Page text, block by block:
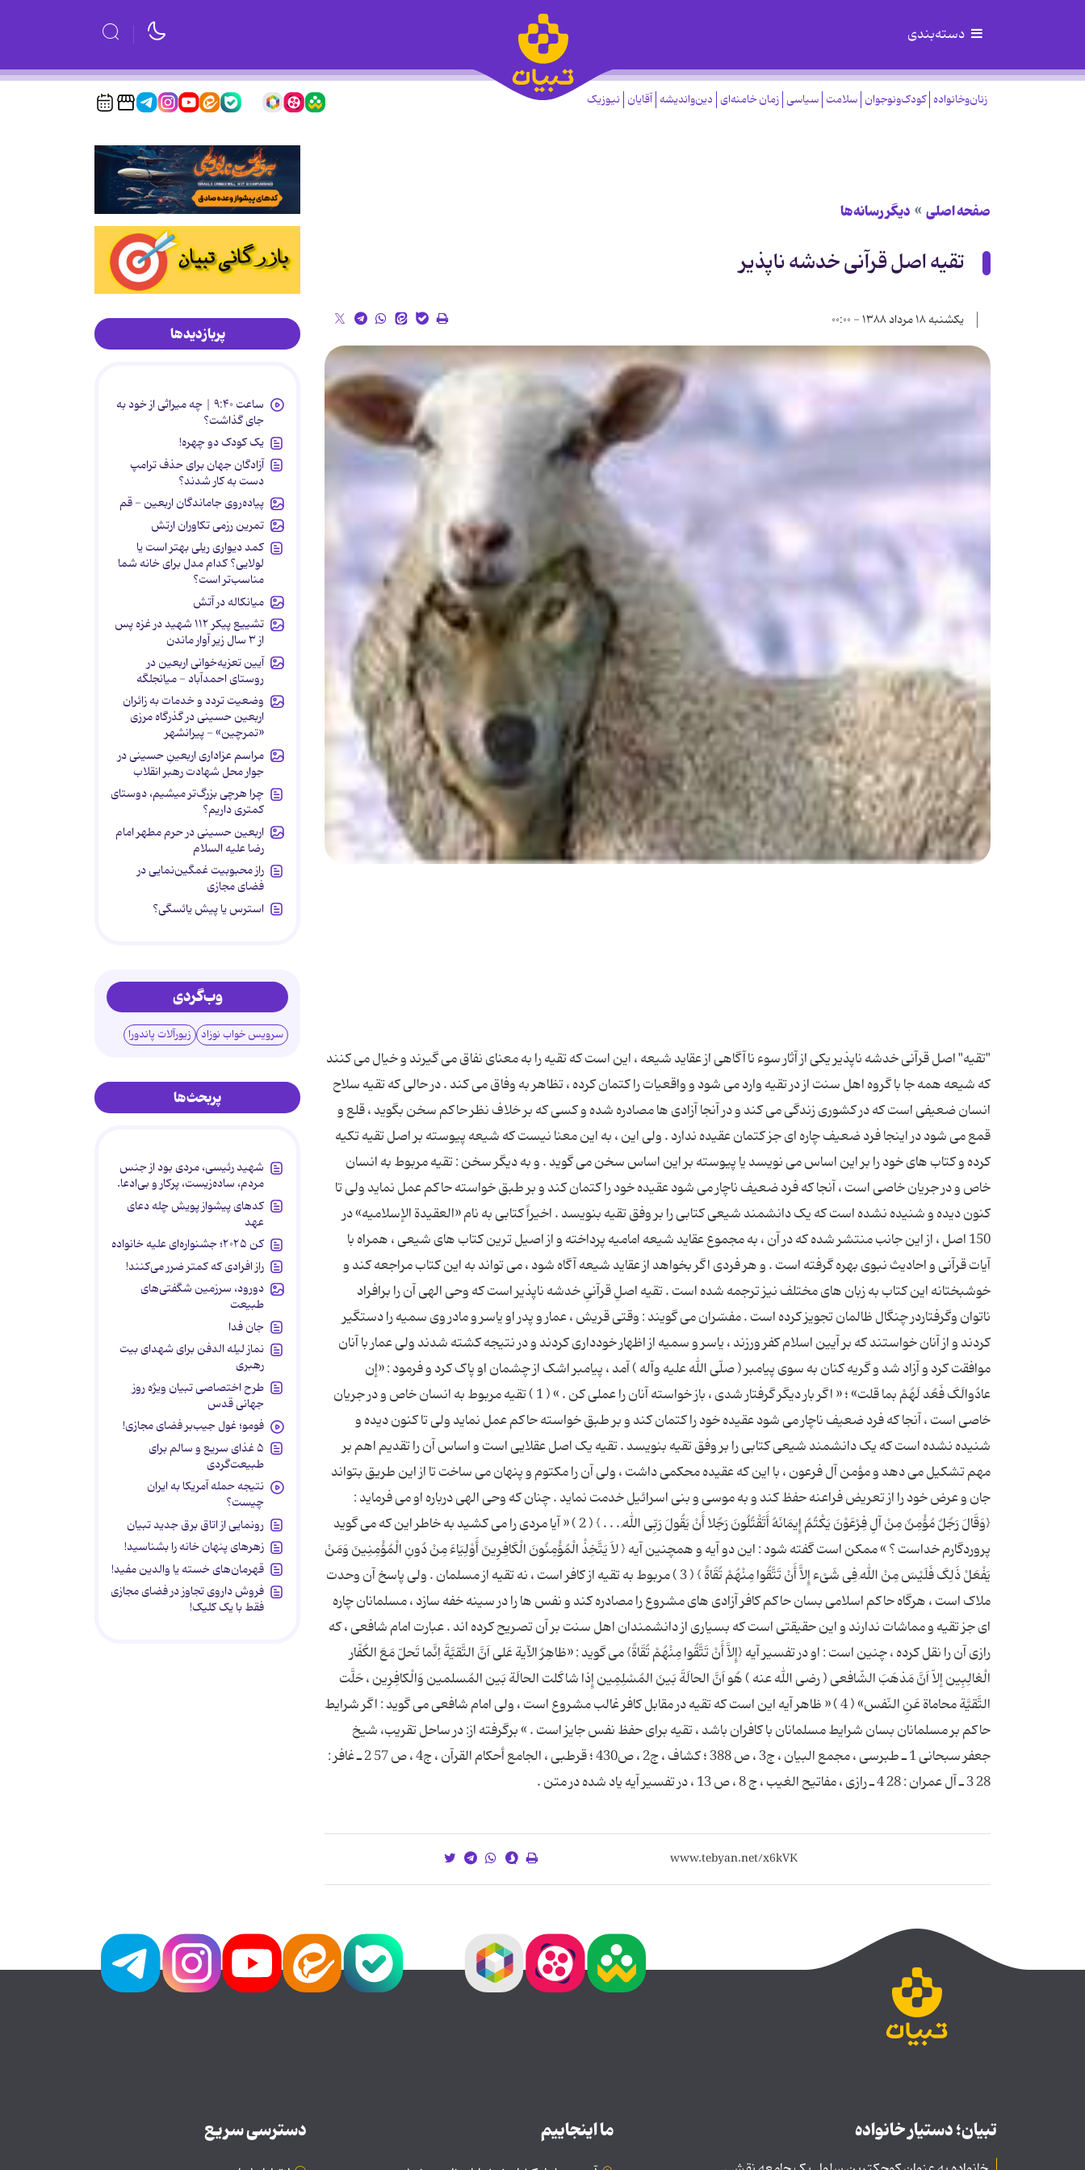
دسته‌بندی
زنان‌وخانواده کودک‌ونوجوان سلامت سیاسی زمان خامنه‌ای دین‌واندیشه آقایان نیوزیک
صفحه اصلی دیگر رسانه‌ها
تقیه اصل قرآنی خدشه ناپذیر
یکشنبه ۱۸ مرداد ۱۳۸۸ - ۰۰:۰۰
"تقیه" اصل قرآنی خدشه ناپذیر یکی از آثار سوء ناآگاهی از عقاید شیعه ، این است که تقیه را به معنای نفاق می گیرند و خیال می کنند
که شیعه همه جا با گروه اهل سنت از در تقیه وارد می شود و واقعیات را کتمان کرده ، تظاهر به وفاق می کند . در حالی که تقیه سلاح
انسان ضعیفی است که در کشوری زندگی می کند و در آنجا آزادی ها مصادره شده و کسی که بر خلاف نظر حاکم سخن بگوید ، قلع و
قمع می شود در اینجا فرد ضعیف چاره ای جز کتمان عقیده ندارد . ولی این ، به این معنا نیست که شیعه پیوسته بر اصل تقیه تکیه
کرده و کتاب های خود را بر این اساس می نویسد یا پیوسته بر این اساس سخن می گوید . و به دیگر سخن : تقیه مربوط به انسان
خاص و در جریان خاصی است ، آنجا که فرد ضعیف ناچار می شود عقیده خود را کتمان کند و بر طبق خواسته حاکم عمل نماید ولی تا
کنون دیده و شنیده نشده است که یک دانشمند شیعی کتابی را بر وفق تقیه بنویسد . اخیراً کتابی به نام «العقیدة الإسلامیه» در
150 اصل ، از این جانب منتشر شده که در آن ، به مجموع عقاید شیعه امامیه پرداخته و از اصیل ترین کتاب های شیعی ، همراه با
آیات قرآنی و احادیث نبوی بهره گرفته است . و هر فردی اگر بخواهد از عقاید شیعه آگاه شود ، می تواند به این کتاب مراجعه کند و
خوشبختانه این کتاب به زبان های مختلف نیز ترجمه شده است . تقیه اصلِ قرآنیِ خدشه ناپذیر است که وحی الهی آن را برافراد
ناتوان وگرفتاردر چنگال ظالمان تجویز کرده است . مفسّران می گویند : وقتی قریش ، عمار و پدر او یاسر و مادر وی سمیه را دستگیر
کردند و از آنان خواستند که بر آیین اسلام کفر ورزند ، یاسر و سمیه از اظهار خودداری کردند و در نتیجه کشته شدند ولی عمار با آنان
موافقت کرد و آزاد شد و گریه کنان به سوی پیامبر ( صلّی الله علیه وآله ) آمد ، پیامبر اشک از چشمان او پاک کرد و فرمود : «إن
عادُوالَکَ فَعُد لَهُمْ بما قلت» ؛ « اگر بار دیگر گرفتار شدی ، باز خواسته آنان را عملی کن . » ( 1 ) تقیه مربوط به انسان خاص و در جریان
خاصی است ، آنجا که فرد ضعیف ناچار می شود عقیده خود را کتمان کند و بر طبق خواسته حاکم عمل نماید ولی تا کنون دیده و
شنیده نشده است که یک دانشمند شیعی کتابی را بر وفق تقیه بنویسد . تقیه یک اصل عقلایی است و اساس آن را تقدیم اهم بر
مهم تشکیل می دهد و مؤمن آل فرعون ، با این که عقیده محکمی داشت ، ولی آن را مکتوم و پنهان می ساخت تا از این طریق بتواند
جان و عرض خود را از تعریض فراعنه حفظ کند و به موسی و بنی اسرائیل خدمت نماید . چنان که وحی الهی درباره او می فرماید :
{وَقَالَ رَجُلٌ مُؤْمِنٌ مِنْ آلِ فِرْعَوْنَ یَکْتُمُ إِیمَانَهُ أَتَقْتُلُونَ رَجُلا أَنْ یَقُولَ رَبِّی اللهُ . . . } ( 2 ) « آیا مردی را می کشید به خاطر این که می گوید
پروردگارم خداست ؟ » ممکن است گفته شود : این دو آیه و همچنین آیه { لاَ یَتَّخِذْ الْمُؤْمِنُونَ الْکَافِرِینَ أَوْلِیَاءَ مِنْ دُونِ الْمُؤْمِنِینَ وَمَنْ
یَفْعَلْ ذَلِکَ فَلَیْسَ مِنْ اللهِ فِی شَیْء إِلاَّ أَنْ تَتَّقُوا مِنْهُمْ تُقَاةً } ( 3 ) مربوط به تقیه از کافر است ، نه تقیه از مسلمان . ولی پاسخ آن وحدت
ملاک است ، هرگاه حاکم اسلامی بسان حاکم کافر آزادی های مشروع را مصادره کند و نفس ها را در سینه خفه سازد ، مسلمانان چاره
ای جز تقیه و مماشات ندارند و این حقیقتی است که بسیاری از دانشمندان اهل سنت بر آن تصریح کرده اند . عبارت امام شافعی ، که
رازی آن را نقل کرده ، چنین است : او در تفسیر آیه {إِلاَّ أَنْ تَتَّقُوا مِنْهُمْ تُقَاةً} می گوید : «ظاهِرُ الآیة عَلی اَنَّ التَّقیَّةَ اِنَّما تَحلّ مَعَ الکُفّار
الْغالِبِین إلاّ اَنَّ مَذهَبَ الشّافعی ( رضی الله عنه ) هُو اَنَّ الحالَةَ بَینَ المُسْلِمِین إِذا شاکَلت الحالَة بَین المُسلمین وَالْکافِرِین ، حَلَّت
التَّقیَّة محاماة عَنِ النّفس» ( 4 ) « ظاهر آیه این است که تقیه در مقابل کافر غالب مشروع است ، ولی امام شافعی می گوید : اگر شرایط
حاکم بر مسلمانان بسان شرایط مسلمانان با کافران باشد ، تقیه برای حفظ نفس جایز است . » برگرفته از: در ساحل تقریب، شیخ
جعفر سبحانی 1 ـ طبرسی ، مجمع البیان ، ج3 ، ص 388 ؛ کشاف ، ج2 ، ص430 ؛ قرطبی ، الجامع أحکام القرآن ، ج4 ، ص 57 2 ـ غافر :
28 3 ـ آل عمران : 28 4 ـ رازی ، مفاتیح الغیب ، ج 8 ، ص 13 ، در تفسیر آیه یاد شده در متن .
پربازدیدها
ساعت ۹:۴۰ | چه میراثی از خود به
جای گذاشت؟
یک کودک دو چهره!
آزادگان جهان برای حذف ترامپ
دست به کار شدند؟
پیاده‌روی جاماندگان اربعین - قم
تمرین رزمی تکاوران ارتش
کمد دیواری ریلی بهتر است یا
لولایی؟ کدام مدل برای خانه شما
مناسب‌تر است؟
میانکاله در آتش
تشییع پیکر ۱۱۲ شهید در غزه پس
از ۳ سال زیر آوار ماندن
آیین تعزیه‌خوانی اربعین در
روستای احمدآباد - میانجلگه
وضعیت تردد و خدمات به زائران
اربعین حسینی در گذرگاه مرزی
«تمرچین» - پیرانشهر
مراسم عزاداری اربعینِ حسینی در
جوار محل شهادت رهبر انقلاب
چرا هرچی بزرگ‌تر میشیم، دوستای
کمتری داریم؟
اربعین حسینی در حرم مطهر امام
رضا علیه السلام
راز محبوبیت غمگین‌نمایی در
فضای مجازی
استرس یا پیش یائسگی؟
وب‌گردی
سرویس خواب نوزاد زیورآلات پاندورا
پربحث‌ها
شهید رئیسی، مردی بود از جنس
مردم، ساده‌زیست، پرکار و بی‌ادعا.
کدهای پیشواز پویش چله دعای
عهد
کن ۲۰۲۵؛ جشنواره‌ای علیه خانواده
راز افرادی که کمتر ضرر می‌کنند!
دورود، سرزمین شگفتی‌های
طبیعت
جان فدا
نماز لیله الدفن برای شهدای بیت
رهبری
طرح اختصاصی تبیان ویژه روز
جهانی قدس
فومو؛ غول جیب‌بر فضای مجازی!
۵ غذای سریع و سالم برای
طبیعت‌گردی
نتیجه حمله آمریکا به ایران
چیست؟
رونمایی از اتاق برق جدید تبیان
زهرهای پنهان خانه را بشناسید!
قهرمان‌های خسته یا والدین مفید!
فروش داروی تجاوز در فضای مجازی
فقط با یک کلیک!
تبیان؛ دستیار خانواده ما اینجاییم دسترسی سریع